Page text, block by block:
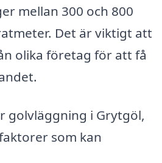
mellan 300 och 800
Det är viktigt att
olika företag för att få
golvläggning i Grytgöl,
som kan